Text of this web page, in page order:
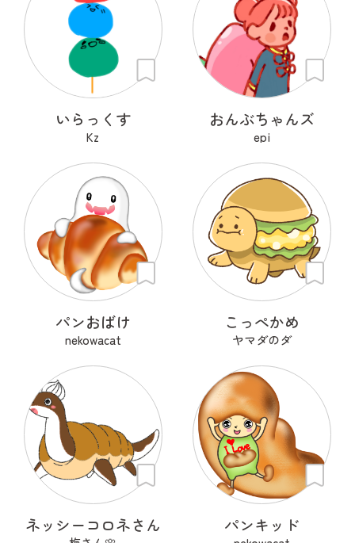
いらっくす
Kz
おんぶちゃんズ
epi
パンおばけ
nekowacat
こっぺかめ
ヤマダのダ
ネッシーコロネさん パンキッド